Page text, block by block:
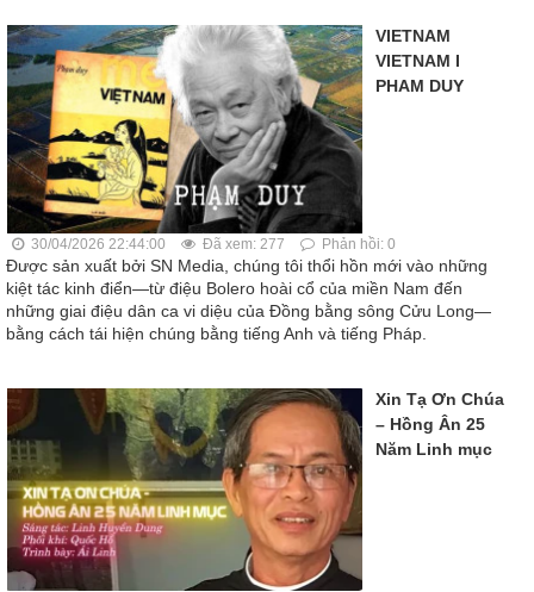
VIETNAM
VIETNAM I
PHAM DUY
30/04/2026 22:44:00 Đã xem: 277 Phản hồi: 0
Được sản xuất bởi SN Media, chúng tôi thổi hồn mới vào những
kiệt tác kinh điển—từ điệu Bolero hoài cổ của miền Nam đến
những giai điệu dân ca vi diệu của Đồng bằng sông Cửu Long—
bằng cách tái hiện chúng bằng tiếng Anh và tiếng Pháp.
Xin Tạ Ơn Chúa
– Hồng Ân 25
Năm Linh mục